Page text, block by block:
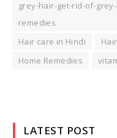
grey-hair-get-rid-of-
remedies
Hair care in Hindi
Home Remedies
LATEST POST